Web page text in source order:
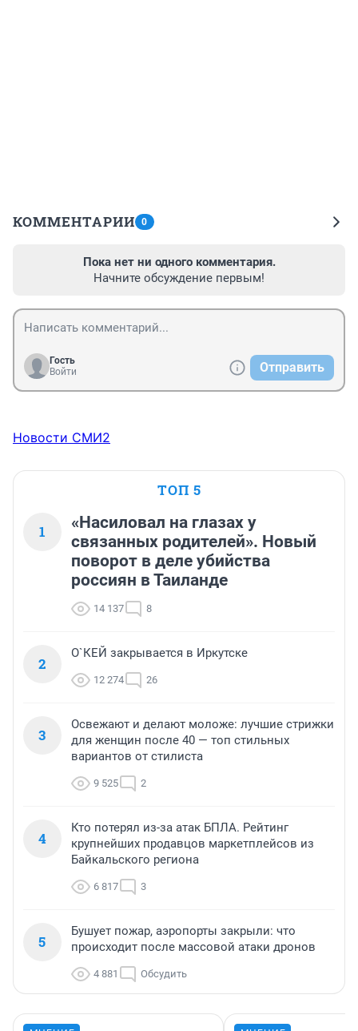
КОММЕНТАРИИ 0
Пока нет ни одного комментария.
Начните обсуждение первым!
Гость
Войти
Отправить
Новости СМИ2
ТОП 5
1
«Насиловал на глазах у
связанных родителей». Новый
поворот в деле убийства
россиян в Таиланде
14 137 8
2
О`КЕЙ закрывается в Иркутске
12 274 26
3
Освежают и делают моложе: лучшие стрижки
для женщин после 40 — топ стильных
вариантов от стилиста
9 525 2
4
Кто потерял из-за атак БПЛА. Рейтинг
крупнейших продавцов маркетплейсов из
Байкальского региона
6 817 3
5
Бушует пожар, аэропорты закрыли: что
происходит после массовой атаки дронов
4 881 Обсудить